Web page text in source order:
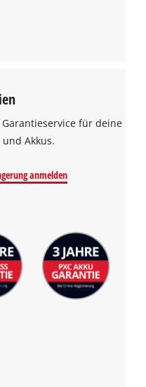
Zustimmung, um
laden zu können!
permitted to load due
owner needs to setup
Usercentrics Consent
Platform
für deine
Akkus.
anmelden